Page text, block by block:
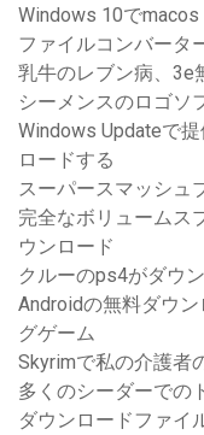
Windows 10で
ファイルコンバータ
乳牛のレブン病、3e
シーメンスのロゴソ
Windows Updateで
ロードする
スーパースマッシュ
完全なボリュームス
ウンロード
クルーのps4がダウ
Androidの無料ダウ
グゲーム
Skyrimで私の介護者
多くのシーダーでの
ダウンロードファイ